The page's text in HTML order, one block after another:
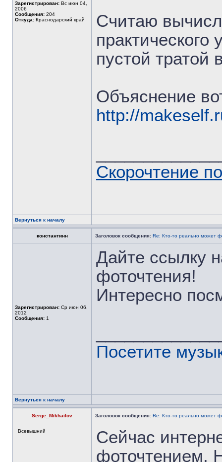
Зарегистрирован: Вс июн 04,
2006
Сообщения: 204
Откуда: Краснодарский край
Считаю
практического
пустой тратой
Объяснение
http://
Скорочтение
Вернуться к началу
константинн Заголовок сообщения: Re: Кто-то реально может
Зарегистрирован: Ср июн 06,
2012
Сообщения: 1
Дайте ссылку
фоточтения!
Интересно
Посетите
Вернуться к началу
Serge_Mikhailov Заголовок сообщения: Re: Кто-то реально может
Всевышний
Сейчас
фоточтением.